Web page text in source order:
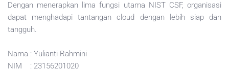
Dengan menerapkan lima fungsi utama NIST CSF, organisasi
dapat menghadapi tantangan cloud dengan lebih siap dan
tangguh.
Nama : Yulianti Rahmini
NIM : 23156201020